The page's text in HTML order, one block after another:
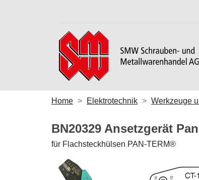
Home Elektrotechnik Werkzeuge
BN20329 Ansetzgerät
für Flachsteckhülsen PAN-TERM®